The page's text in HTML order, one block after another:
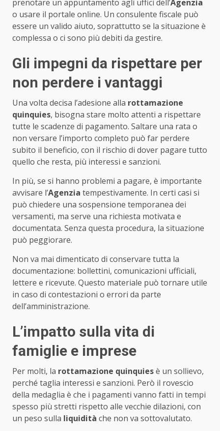
prenotare un appuntamento agli uffici dell’Agenzia
o usare il portale online. Un consulente fiscale può
essere un valido aiuto, soprattutto se la situazione è
complessa o ci sono più debiti da gestire.
Gli impegni da rispettare per
non perdere i vantaggi
Una volta decisa l’adesione alla rottamazione
quinquies, bisogna stare molto attenti a rispettare
tutte le scadenze di pagamento. Saltare una rata o
non versare l’importo completo può far perdere
subito il beneficio, con il rischio di dover pagare tutto
quello che resta, più interessi e sanzioni.
In più, se si hanno problemi a pagare, è importante
avvisare l’Agenzia tempestivamente. In certi casi si
può chiedere una sospensione temporanea dei
versamenti, ma serve una richiesta motivata e
documentata. Senza questa procedura, la situazione
può peggiorare.
Non va mai dimenticato di conservare tutta la
documentazione: bollettini, comunicazioni ufficiali,
lettere e ricevute. Questo materiale può tornare utile
in caso di contestazioni o errori da parte
dell’amministrazione.
L’impatto sulla vita di
famiglie e imprese
Per molti, la rottamazione quinquiesè un sollievo,
perché taglia interessi e sanzioni. Però il rovescio
della medaglia è che i pagamenti vanno fatti in tempi
spesso più stretti rispetto alle vecchie dilazioni, con
un peso sulla liquidità che non va sottovalutato.